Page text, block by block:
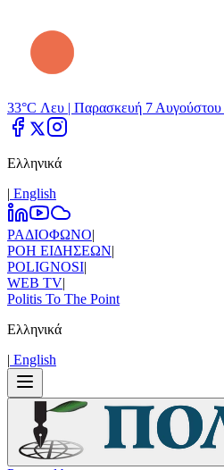
33°C Λευ | Παρασκευή 7 Αυγούστου
Ελληνικά
| Εnglish
ΡΑΔΙΟΦΩΝΟ|
ΡΟΗ ΕΙΔΗΣΕΩΝ|
POLIGNOSI|
WEB TV|
Politis To The Point
Ελληνικά
| Εnglish